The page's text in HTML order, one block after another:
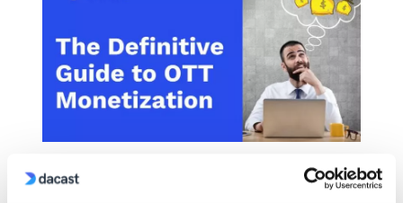
Não há dúvida de que o streaming de conteúdos